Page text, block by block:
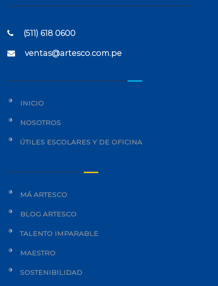
(511) 618 0600
ventas@artesco.com.pe
INICIO
NOSOTROS
ÚTILES ESCOLARES Y DE OFICINA
MÁ ARTESCO
BLOG ARTESCO
TALENTO IMPARABLE
MAESTRO
SOSTENIBILIDAD